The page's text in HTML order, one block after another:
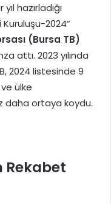
hazırladığı
Kuruluşu-2024”
(Bursa TB)
attı. 2023 yılında
2024 listesinde 9
ülke
daha ortaya koydu.
Rekabet